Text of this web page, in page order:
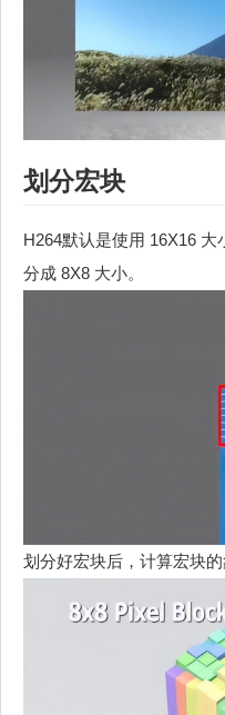
划分宏块
H264默认是使用 16X16
分成 8X8 大小。
划分好宏块后，计算宏块的